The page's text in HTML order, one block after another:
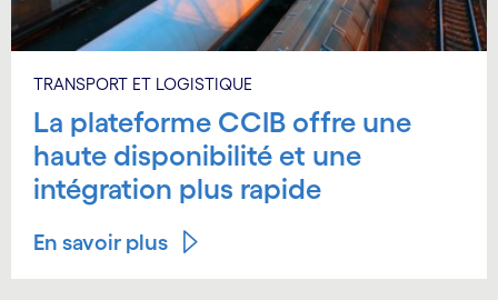
TRANSPORT ET LOGISTIQUE
La plateforme CCIB offre une
haute disponibilité et une
intégration plus rapide
En savoir plus